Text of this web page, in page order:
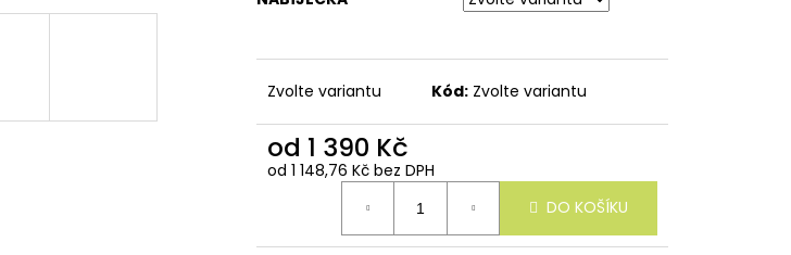
Zvolte variantu Kód: Zvolte variantu
od 1 390 Kč
od 1 148,76 Kč bez DPH
DO KOŠÍKU